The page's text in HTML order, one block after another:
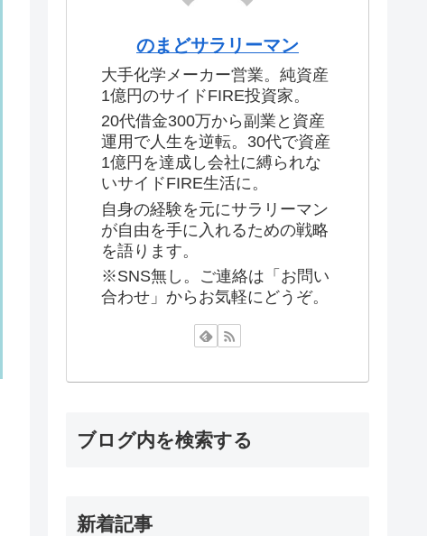
のまどサラリーマン
大手化学メーカー営業。純資産
1億円のサイドFIRE投資家。
20代借金300万から副業と資産
運用で人生を逆転。30代で資産
1億円を達成し会社に縛られな
いサイドFIRE生活に。
自身の経験を元にサラリーマン
が自由を手に入れるための戦略
を語ります。
※SNS無し。ご連絡は「お問い
合わせ」からお気軽にどうぞ。
ブログ内を検索する
新着記事